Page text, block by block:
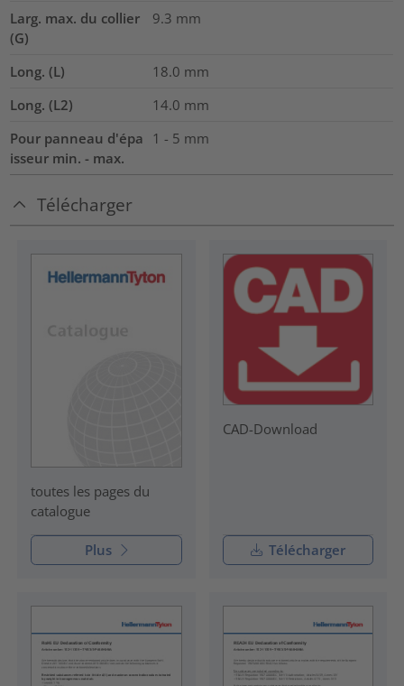
Larg. max. du collier
(G)
9.3 mm
Long. (L) 18.0 mm
Long. (L2)
14.0 mm
Pour panneau d'épa
isseur min. - max.
1 - 5 mm
Télécharger
toutes les pages du
catalogue
Plus
CAD-Download
Télécharger